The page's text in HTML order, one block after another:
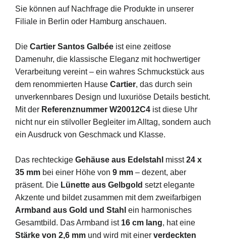
Sie können auf Nachfrage die Produkte in unserer
Filiale in Berlin oder Hamburg anschauen.
Die Cartier Santos Galbée ist eine zeitlose
Damenuhr, die klassische Eleganz mit hochwertiger
Verarbeitung vereint – ein wahres Schmuckstück aus
dem renommierten Hause Cartier, das durch sein
unverkennbares Design und luxuriöse Details besticht.
Mit der Referenznummer W20012C4 ist diese Uhr
nicht nur ein stilvoller Begleiter im Alltag, sondern auch
ein Ausdruck von Geschmack und Klasse.
Das rechteckige Gehäuse aus Edelstahl misst24 x
35 mm bei einer Höhe von 9 mm – dezent, aber
präsent. Die Lünette aus Gelbgold setzt elegante
Akzente und bildet zusammen mit dem zweifarbigen
Armband aus Gold und Stahl ein harmonisches
Gesamtbild. Das Armband ist 16 cm lang, hat eine
Stärke von 2,6 mm und wird mit einer verdeckten